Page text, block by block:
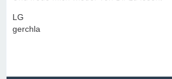
LG
gerchla